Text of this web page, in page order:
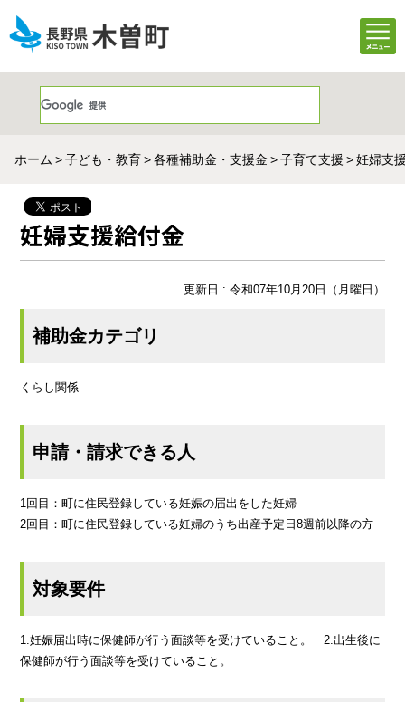
ホーム 子ども・教育 各種補助金・支援金 子育て支援 妊婦支
妊婦支援給付金
更新日 : 令和07年10月20日（月曜日）
補助金カテゴリ
くらし関係
申請・請求できる人
1回目：町に住民登録している妊娠の届出をした妊婦
2回目：町に住民登録している妊婦のうち出産予定日8週前以降の方
対象要件
1.妊娠届出時に保健師が行う面談等を受けていること。 2.出生後に
保健師が行う面談等を受けていること。